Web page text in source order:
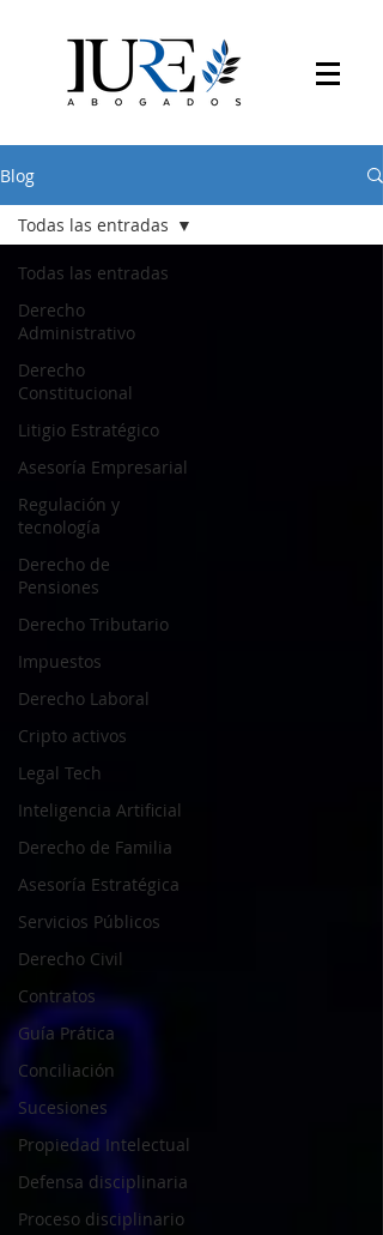
Blog
Todas las entradas
Derecho
Administrativo
Derecho
Constitucional
Litigio Estratégico
Asesoría Empresarial
Regulación y
tecnología
Derecho de
Pensiones
Derecho Tributario
Impuestos
Derecho Laboral
Cripto activos
Legal Tech
Inteligencia Artificial
Derecho de Familia
Asesoría Estratégica
Servicios Públicos
Derecho Civil
Contratos
Guía Prática
Conciliación
Sucesiones
Propiedad Intelectual
Defensa disciplinaria
Proceso disciplinario
Todas las entradas